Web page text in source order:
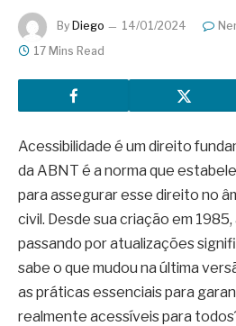
By Diego 14/01/2024
17 Mins Read
Acessibilidade é um direito
da ABNT é a norma que
para assegurar esse direito no
civil. Desde sua criação em
passando por atualizações
sabe o que mudou na última
as práticas essenciais para
realmente acessíveis para